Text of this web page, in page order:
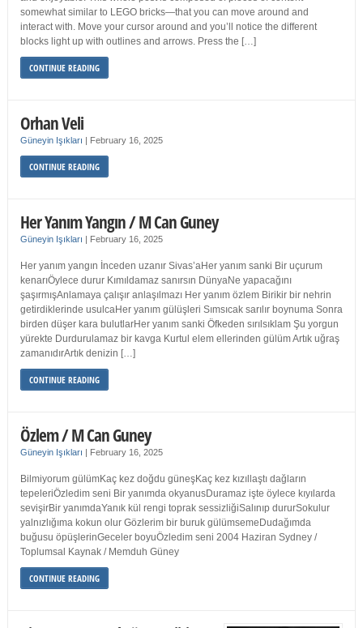
somewhat similar to LEGO bricks—that you can move around and
interact with. Move your cursor around and you’ll notice the different
blocks light up with outlines and arrows. Press the […]
CONTINUE READING
Orhan Veli
Güneyin Işıkları | February 16, 2025
CONTINUE READING
Her Yanım Yangın / M Can Guney
Güneyin Işıkları | February 16, 2025
Her yanım yangın İnceden uzanır Sivas’aHer yanım sanki Bir uçurum
kenarıÖylece durur Kımıldamaz sanırsın DünyaNe yapacağını
şaşırmışAnlamaya çalışır anlaşılmazı Her yanım özlem Birikir bir nehrin
getirdiklerinde usulcaHer yanım gülüşleri Sımsıcak sarılır boynuma Sonra
birden düşer kara bulutlarHer yanım sanki Öfkeden sırılsıklam Şu yorgun
yürekte Durdurulamaz bir kavga Kurtul elem ellerinden gülüm Artık uğraş
zamanıdırArtık denizin […]
CONTINUE READING
Özlem / M Can Guney
Güneyin Işıkları | February 16, 2025
Bilmiyorum gülümKaç kez doğdu güneşKaç kez kızıllaştı dağların
tepeleriÖzledim seni Bir yanımda okyanusDuramaz işte öylece kıyılarda
sevişirBir yanımdaYanık kül rengi toprak sessizliğiSalınıp dururSokulur
yalnızlığıma kokun olur Gözlerim bir buruk gülümsemeDudağımda
buğusu öpüşlerinGeceler boyuÖzledim seni 2004 Haziran Sydney /
Toplumsal Kaynak / Memduh Güney
CONTINUE READING